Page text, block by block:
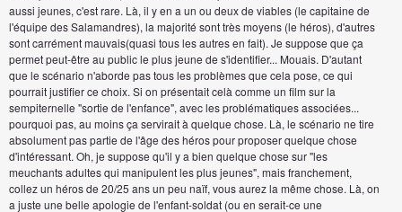
aussi jeunes, c'est rare. Là, il y en a un ou deux de viables (le capitaine de
l'équipe des Salamandres), la majorité sont très moyens (le héros), d'autres
sont carrément mauvais(quasi tous les autres en fait). Je suppose que ça
permet peut-être au public le plus jeune de s'identifier... Mouais. D'autant
que le scénario n'aborde pas tous les problèmes que cela pose, ce qui
pourrait justifier ce choix. Si on présentait celà comme un film sur la
sempiternelle "sortie de l'enfance", avec les problématiques associées...
pourquoi pas, au moins ça servirait à quelque chose. Là, le scénario ne tire
absolument pas partie de l'âge des héros pour proposer quelque chose
d'intéressant. Oh, je suppose qu'il y a bien quelque chose sur "les
meuchants adultes qui manipulent les plus jeunes", mais franchement,
collez un héros de 20/25 ans un peu naïf, vous aurez la même chose. Là, on
a juste une belle apologie de l'enfant-soldat (ou en serait-ce une